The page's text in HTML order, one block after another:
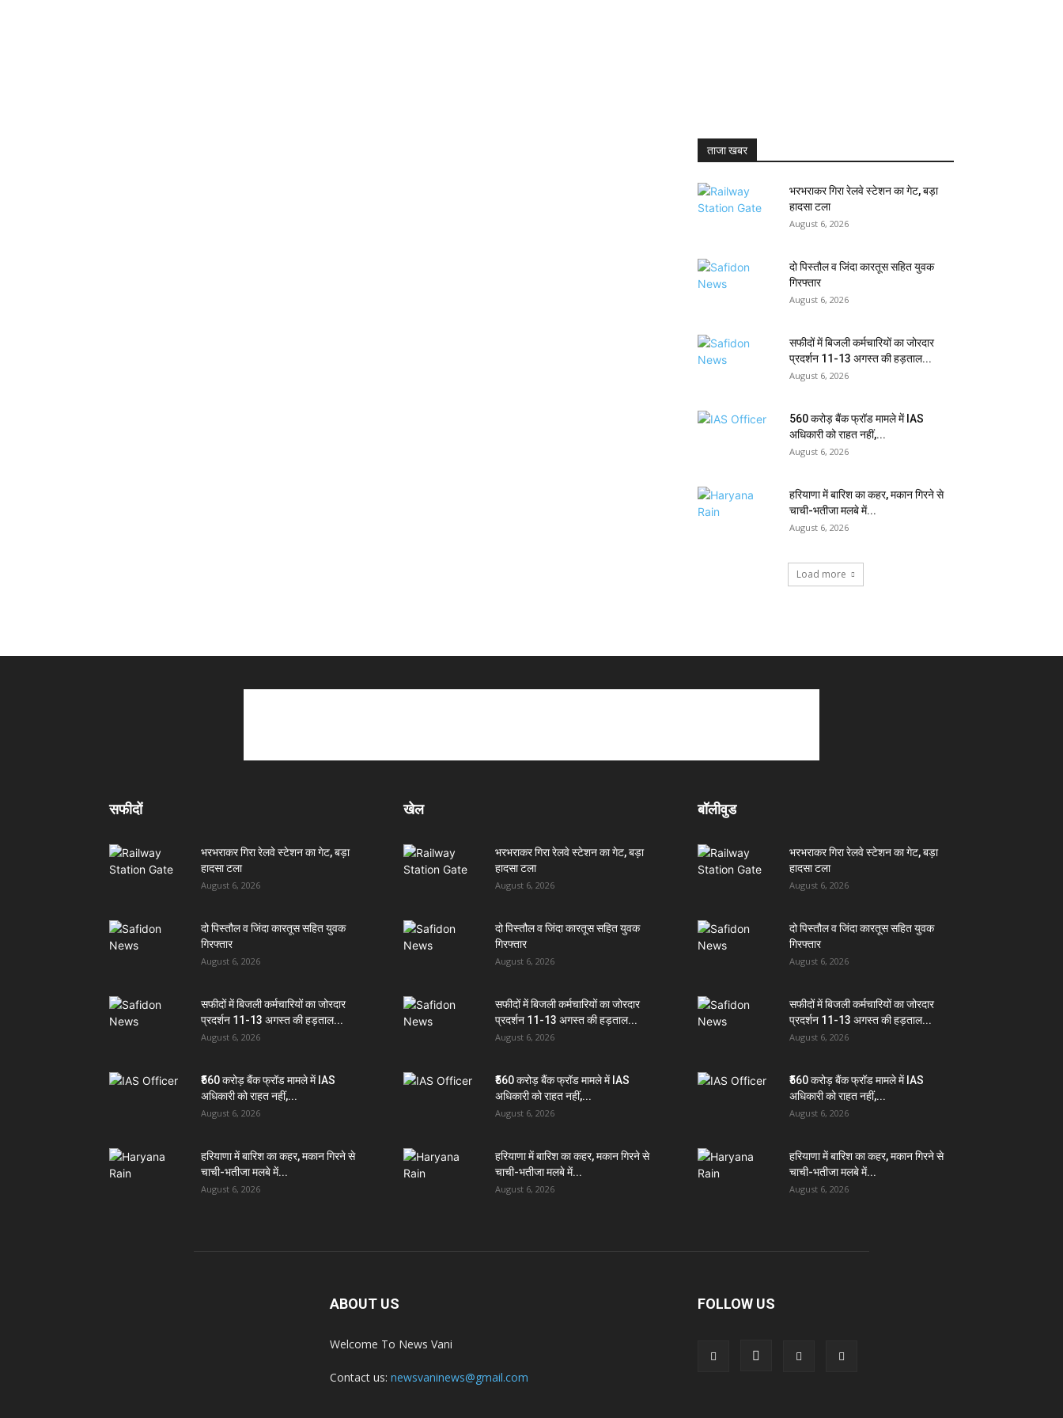
ताजा खबर
भरभराकर गिरा रेलवे स्टेशन का गेट, बड़ा
हादसा टला
August 6, 2026
दो पिस्तौल व जिंदा कारतूस सहित युवक
गिरफ्तार
August 6, 2026
सफीदों में बिजली कर्मचारियों का जोरदार
प्रदर्शन 11-13 अगस्त की हड़ताल...
August 6, 2026
₹560 करोड़ बैंक फ्रॉड मामले में IAS
अधिकारी को राहत नहीं,...
August 6, 2026
हरियाणा में बारिश का कहर, मकान गिरने से
चाची-भतीजा मलबे में...
August 6, 2026
Load more
सफीदों
भरभराकर गिरा रेलवे स्टेशन का गेट, बड़ा
हादसा टला
August 6, 2026
दो पिस्तौल व जिंदा कारतूस सहित युवक
गिरफ्तार
August 6, 2026
सफीदों में बिजली कर्मचारियों का जोरदार
प्रदर्शन 11-13 अगस्त की हड़ताल...
August 6, 2026
₹560 करोड़ बैंक फ्रॉड मामले में IAS
अधिकारी को राहत नहीं,...
August 6, 2026
हरियाणा में बारिश का कहर, मकान गिरने से
चाची-भतीजा मलबे में...
August 6, 2026
खेल
भरभराकर गिरा रेलवे स्टेशन का गेट, बड़ा
हादसा टला
August 6, 2026
दो पिस्तौल व जिंदा कारतूस सहित युवक
गिरफ्तार
August 6, 2026
सफीदों में बिजली कर्मचारियों का जोरदार
प्रदर्शन 11-13 अगस्त की हड़ताल...
August 6, 2026
₹560 करोड़ बैंक फ्रॉड मामले में IAS
अधिकारी को राहत नहीं,...
August 6, 2026
हरियाणा में बारिश का कहर, मकान गिरने से
चाची-भतीजा मलबे में...
August 6, 2026
बॉलीवुड
भरभराकर गिरा रेलवे स्टेशन का गेट, बड़ा
हादसा टला
August 6, 2026
दो पिस्तौल व जिंदा कारतूस सहित युवक
गिरफ्तार
August 6, 2026
सफीदों में बिजली कर्मचारियों का जोरदार
प्रदर्शन 11-13 अगस्त की हड़ताल...
August 6, 2026
₹560 करोड़ बैंक फ्रॉड मामले में IAS
अधिकारी को राहत नहीं,...
August 6, 2026
हरियाणा में बारिश का कहर, मकान गिरने से
चाची-भतीजा मलबे में...
August 6, 2026
ABOUT US
Welcome To News Vani
Contact us: newsvaninews@gmail.com
FOLLOW US